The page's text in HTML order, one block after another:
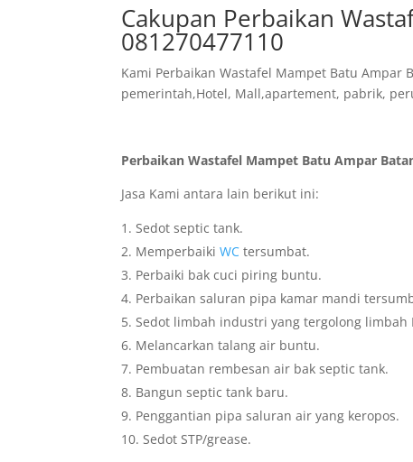
Cakupan Perbaikan
081270477110
Kami Perbaikan Wastafel Mampet Batu Ampar
pemerintah,Hotel, Mall,apartement, pabrik,
Perbaikan Wastafel Mampet Batu Ampar
Jasa Kami antara lain berikut ini:
Sedot septic tank.
MemperbaikiWC tersumbat.
Perbaiki bak cuci piring buntu.
Perbaikan saluran pipa kamar mandi
Sedot limbah industri yang tergolong limbah
Melancarkan talang air buntu.
Pembuatan rembesan air bak septic tank.
Bangun septic tank baru.
Penggantian pipa saluran air yang keropos.
Sedot STP/grease.